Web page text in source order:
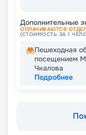
Дополнительные
ОПЛАЧИВАЮТСЯ
(СТОИМОСТЬ ЗА 1
Пешеходная
посещением
Чкалова
Подробнее